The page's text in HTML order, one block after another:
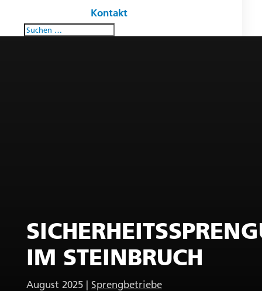
Kontakt
IM STEINBRUCH
August 2025| Sprengbetriebe